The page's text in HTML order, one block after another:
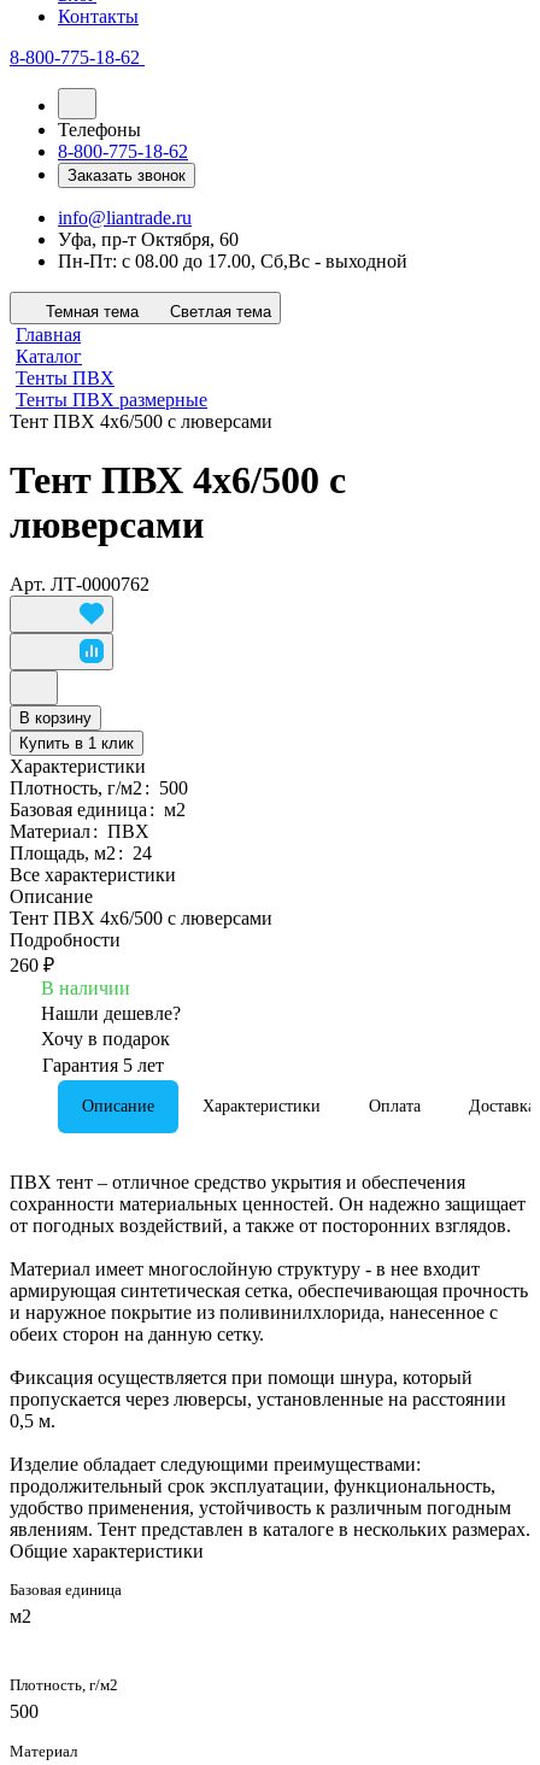
Контакты
8-800-775-18-62
Телефоны
8-800-775-18-62
Заказать звонок
info@liantrade.ru
Уфа, пр-т Октября, 60
Пн-Пт: c 08.00 до 17.00, Cб,Вс - выходной
Темная тема Светлая тема
Главная
Каталог
Тенты ПВХ
Тенты ПВХ размерные
Тент ПВХ 4х6/500 с люверсами
Тент ПВХ 4х6/500 с
люверсами
Арт. ЛТ-0000762
В корзину
Купить в 1 клик
Характеристики
Плотность, г/м2: 500
Базовая единица : м2
Материал: ПВХ
Площадь, м2: 24
Все характеристики
Описание
Тент ПВХ 4х6/500 с люверсами
Подробности
260 ₽
В наличии
Нашли дешевле?
Хочу в подарок
Гарантия 5 лет
Описание Характеристики Оплата Доставка
ПВХ тент – отличное средство укрытия и обеспечения
сохранности материальных ценностей. Он надежно защищает
от погодных воздействий, а также от посторонних взглядов.
Материал имеет многослойную структуру - в нее входит
армирующая синтетическая сетка, обеспечивающая прочность
и наружное покрытие из поливинилхлорида, нанесенное с
обеих сторон на данную сетку.
Фиксация осуществляется при помощи шнура, который
пропускается через люверсы, установленные на расстоянии
0,5 м.
Изделие обладает следующими преимуществами:
продолжительный срок эксплуатации, функциональность,
удобство применения, устойчивость к различным погодным
явлениям. Тент представлен в каталоге в нескольких размерах.
Общие характеристики
Базовая единица
м2
Плотность, г/м2
500
Материал